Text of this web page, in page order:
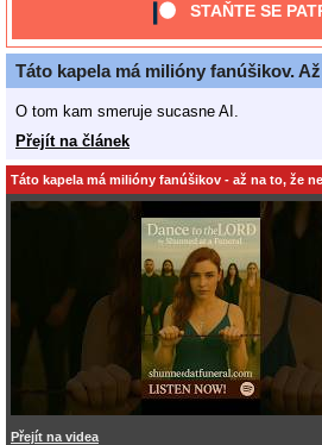
STAŇTE SE
Táto kapela má milióny fanúšikov.
O tom kam smeruje sucasne AI.
Přejít na článek
Táto kapela má milióny fanúšikov - až na to, že
Přejít na videa